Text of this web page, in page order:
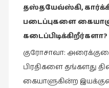
தனிமை
கொண்டவர்கள்
திரை
எழுத்து
தஸ்தயேவ்ஸ்கி,
படைப்புகளை
கடைப்பிடிக்கிறீர்களா?
குரோசாவா:
பிரதிகளை தங்களது
கையாளுகின்ற